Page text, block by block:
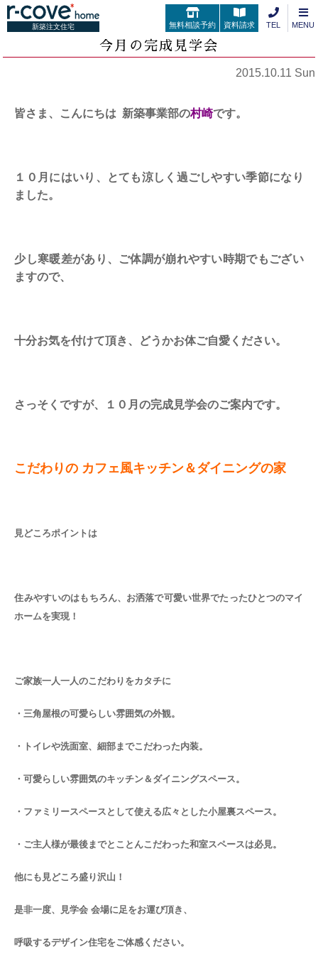
新築注文住宅 無料相談予約 資料請求 TEL MENU
今月の完成見学会
2015.10.11 Sun
皆さま、こんにちは 新築事業部の村崎です。
１０月にはいり、とても涼しく過ごしやすい季節になり
ました。
少し寒暖差があり、ご体調が崩れやすい時期でもござい
ますので、
十分お気を付けて頂き、どうかお体ご自愛ください。
さっそくですが、１０月の完成見学会のご案内です。
こだわりの カフェ風キッチン＆ダイニングの家
見どころポイントは
住みやすいのはもちろん、お洒落で可愛い世界でたったひとつのマイ
ホームを実現！
ご家族一人一人のこだわりをカタチに
・三角屋根の可愛らしい雰囲気の外観。
・トイレや洗面室、細部までこだわった内装。
・可愛らしい雰囲気のキッチン＆ダイニングスペース。
・ファミリースペースとして使える広々とした小屋裏スペース。
・ご主人様が最後までとことんこだわった和室スペースは必見。
他にも見どころ盛り沢山！
是非一度、見学会 会場に足をお運び頂き、
呼吸するデザイン住宅をご体感ください。